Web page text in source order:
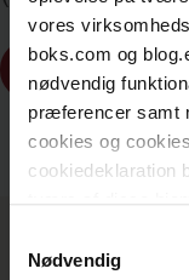
vores
boks.com og
nødvendig
præferencer samt
cookies og
cookiedeklaration
af cookies. Du
Nødvendig
Book møde